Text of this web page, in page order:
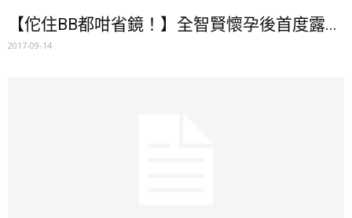
【佗住BB都咁省鏡！】全智賢懷孕後首度露...
2017-09-14